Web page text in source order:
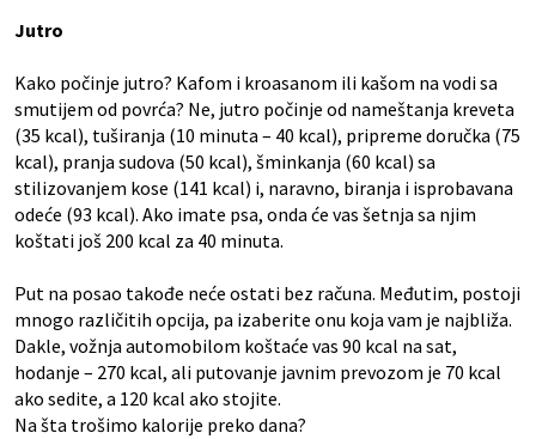
Jutro
Kako počinje jutro? Kafom i kroasanom ili kašom na vodi sa
smutijem od povrća? Ne, jutro počinje od nameštanja kreveta
(35 kcal), tuširanja (10 minuta – 40 kcal), pripreme doručka (75
kcal), pranja sudova (50 kcal), šminkanja (60 kcal) sa
stilizovanjem kose (141 kcal) i, naravno, biranja i isprobavana
odeće (93 kcal). Ako imate psa, onda će vas šetnja sa njim
koštati još 200 kcal za 40 minuta.
Put na posao takođe neće ostati bez računa. Međutim, postoji
mnogo različitih opcija, pa izaberite onu koja vam je najbliža.
Dakle, vožnja automobilom koštaće vas 90 kcal na sat,
hodanje – 270 kcal, ali putovanje javnim prevozom je 70 kcal
ako sedite, a 120 kcal ako stojite.
Na šta trošimo kalorije preko dana?